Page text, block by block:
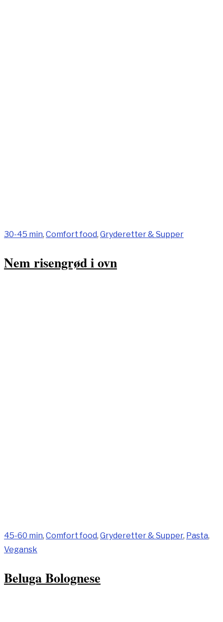
30-45 min, Comfort food, Gryderetter & Supper
Nem risengrød i ovn
45-60 min, Comfort food, Gryderetter & Supper, Pasta,
Vegansk
Beluga Bolognese